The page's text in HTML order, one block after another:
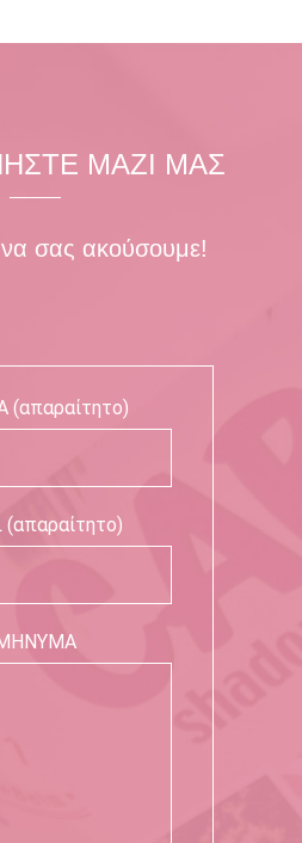
ΜΑΖΙ ΜΑΣ
σας ακούσουμε!
(απαραίτητο)